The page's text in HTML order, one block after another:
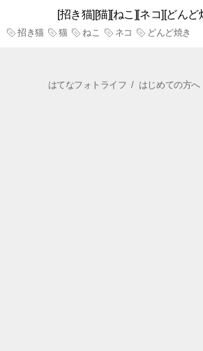
[招き猫][猫][ねこ][ネコ][どんど
招き猫 猫 ねこ ネコ どんど焼き
はてなフォトライフ / はじめての方へ